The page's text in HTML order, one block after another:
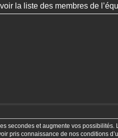
la liste des membres de
secondes et augmente vos
pris connaissance de nos conditions